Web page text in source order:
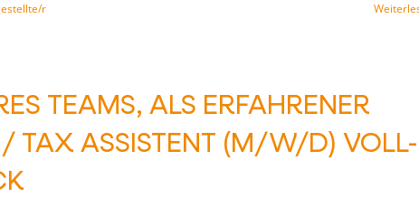
r
TEAMS, ALS ERFAHRENER
/ TAX ASSISTENT (M/W/D) VOLL-